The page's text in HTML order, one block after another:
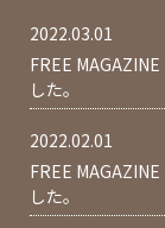
2022.03.01
FREE
した。
2022.02.01
FREE
した。